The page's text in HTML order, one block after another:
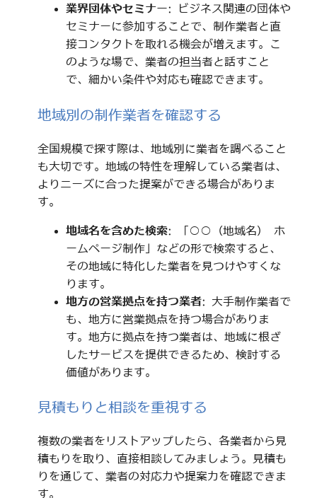
業界団体やセミナー: ビジネス関連の団体や
セミナーに参加することで、制作業者と直
接コンタクトを取れる機会が増えます。こ
のような場で、業者の担当者と話すこと
で、細かい条件や対応も確認できます。
地域別の制作業者を確認する
全国規模で探す際は、地域別に業者を調べること
も大切です。地域の特性を理解している業者は、
よりニーズに合った提案ができる場合がありま
す。
地域名を含めた検索: 「○○（地域名） ホ
ームページ制作」などの形で検索すると、
その地域に特化した業者を見つけやすくな
ります。
地方の営業拠点を持つ業者: 大手制作業者で
も、地方に営業拠点を持つ場合がありま
す。地方に拠点を持つ業者は、地域に根ざ
したサービスを提供できるため、検討する
価値があります。
見積もりと相談を重視する
複数の業者をリストアップしたら、各業者から見
積もりを取り、直接相談してみましょう。見積も
りを通じて、業者の対応力や提案力を確認できま
す。